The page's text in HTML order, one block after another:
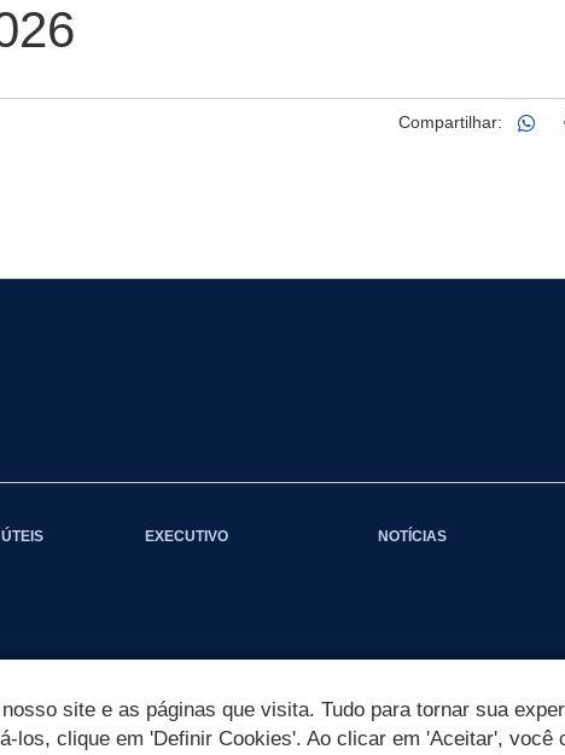
Compartilhar:
EXECUTIVO NOTÍCIAS
site e as páginas que visita. Tudo para tornar sua
clique em 'Definir Cookies'. Ao clicar em 'Aceitar', você